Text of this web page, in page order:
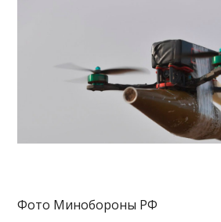
Фото Минобороны РФ